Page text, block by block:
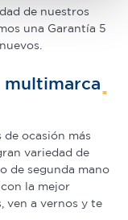
procesan sus
en la
su
de redes
web con
y análisis
de nuestros
una Garantía 5
multimarca
de ocasión más
variedad de
de segunda mano
la mejor
ven a vernos y te